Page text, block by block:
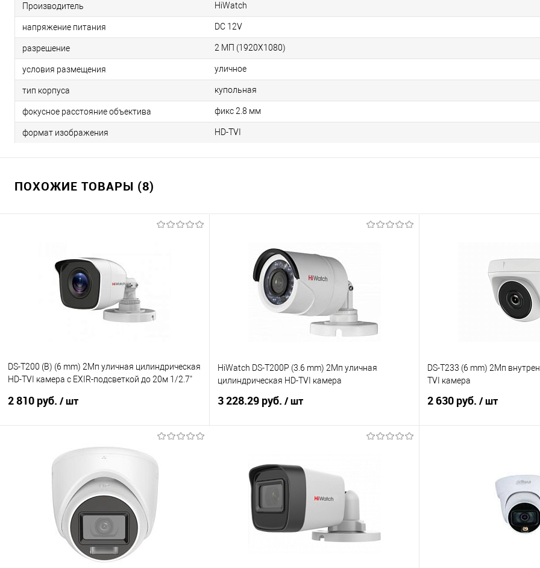
Производитель HiWatch
напряжение питания DC 12V
разрешение 2 МП (1920Х1080)
условия размещения уличное
тип корпуса купольная
фокусное расстояние объектива фикс 2.8 мм
формат изображения HD-TVI
ПОХОЖИЕ ТОВАРЫ (8)
DS-T200 (B) (6 mm) 2Мп уличная цилиндрическая
HD-TVI камера с EXIR-подсветкой до 20м 1/2.7"
2 810 руб. / шт
В корзину
К сравнению
В избранное
Под заказ
HiWatch DS-T200P (3.6 mm) 2Мп уличная
цилиндрическая HD-TVI камера
3 228.29 руб. / шт
Купить в 1 клик
К сравнению
В избранное
Под заказ
DS-T233 (6 mm) 2Мп
TVI камера
2 630 руб. / шт